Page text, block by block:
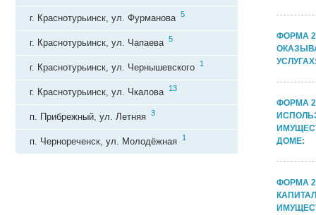
г. Краснотурьинск, ул. Фурманова 5
г. Краснотурьинск, ул. Чапаева 5
г. Краснотурьинск, ул. Чернышевского 1
г. Краснотурьинск, ул. Чкалова 13
п. Прибрежный, ул. Летняя 3
п. Чернореченск, ул. Молодёжная 1
ФОРМА
ФОРМА
ДОМЕ:
ФОРМА